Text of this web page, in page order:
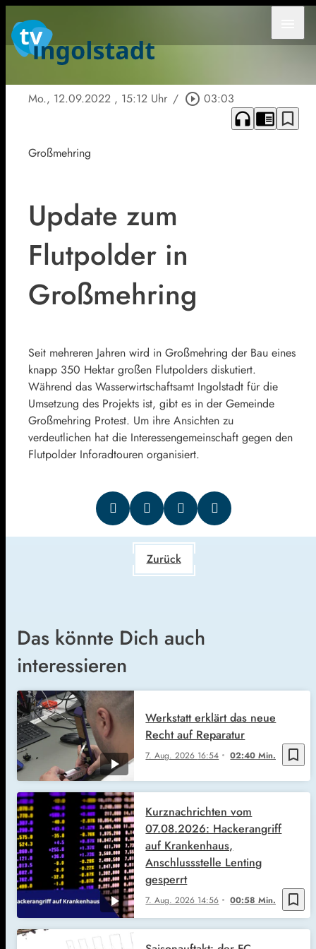
Mo., 12.09.2022 , 15:12 Uhr / play_circle_outline 03:03
headphones chrome_reader_mode bookmark_border
Großmehring
Update zum
Flutpolder in
Großmehring
Seit mehreren Jahren wird in Großmehring der Bau eines
knapp 350 Hektar großen Flutpolders diskutiert.
Während das Wasserwirtschaftsamt Ingolstadt für die
Umsetzung des Projekts ist, gibt es in der Gemeinde
Großmehring Protest. Um ihre Ansichten zu
verdeutlichen hat die Interessengemeinschaft gegen den
Flutpolder Inforadtouren organisiert.
Zurück
Das könnte Dich auch
interessieren
bookmark_border
7. Aug. 2026 16:54 02:40 Min.
Werkstatt erklärt das neue
Recht auf Reparatur
bookmark_border
7. Aug. 2026 14:56 00:58 Min.
Kurznachrichten vom
07.08.2026: Hackerangriff
auf Krankenhaus,
Anschlussstelle Lenting
gesperrt